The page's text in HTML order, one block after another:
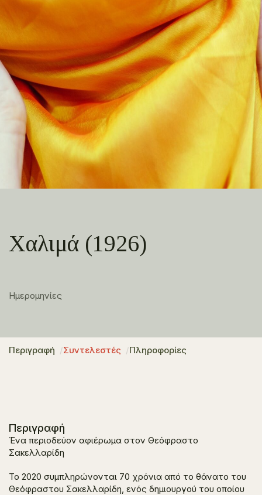
Χαλιμά (1926)
Ημερομηνίες
Περιγραφή Συντελεστές Πληροφορίες
Περιγραφή
Ένα περιοδεύον αφιέρωμα στον Θεόφραστο
Σακελλαρίδη
Το 2020 συμπληρώνονται 70 χρόνια από το θάνατο του
Θεόφραστου Σακελλαρίδη, ενός δημιουργού του οποίου